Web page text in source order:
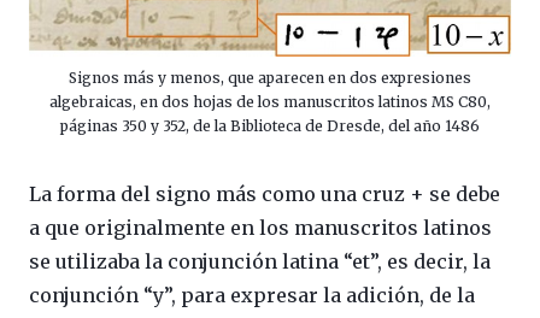
Signos más y menos, que aparecen en dos expresiones
algebraicas, en dos hojas de los manuscritos latinos MS C80,
páginas 350 y 352, de la Biblioteca de Dresde, del año 1486
La forma del signo más como una cruz + se debe
a que originalmente en los manuscritos latinos
se utilizaba la conjunción latina “et”, es decir, la
conjunción “y”, para expresar la adición, de la